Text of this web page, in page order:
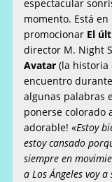
espectacular
momento. Está
promocionar El
director M. Night
Avatar (la historia
encuentro
algunas palabras
ponerse colorado
adorable! «Estoy
estoy cansado
siempre en
a Los Ángeles voy